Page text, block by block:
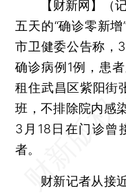
【财新网】（
五天的“确诊零新
市卫健委公告称，
确诊病例1例，患
租住武昌区紫阳街
班，不排除院内感
3月18日在门诊曾
者。
财新记者从接近